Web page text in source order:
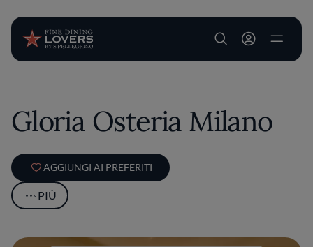
User account
Gloria Osteria Milano
AGGIUNGI AI PREFERITI
PIÙ